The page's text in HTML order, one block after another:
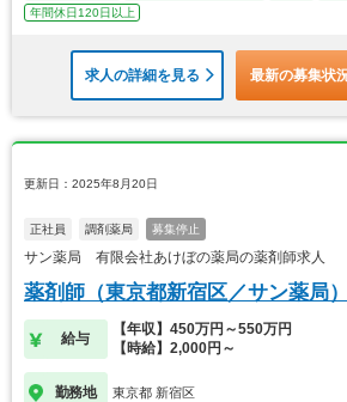
年間休日120日以上
求人の詳細を見る 最新の募集状
更新日：2025年8月20日
正社員 調剤薬局 募集停止
サン薬局 有限会社あけぼの薬局の薬剤師求人
薬剤師（東京都新宿区／サン薬局）
給与
【年収】450万円～550万円
【時給】2,000円～
勤務地 東京都 新宿区